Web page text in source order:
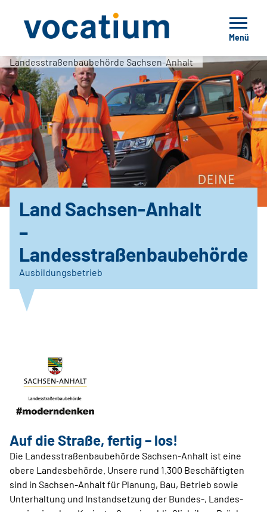
Menü
Landesstraßenbaubehörde Sachsen-Anhalt
Land Sachsen-Anhalt
–
Landesstraßenbaubehörde
Ausbildungsbetrieb
Auf die Straße, fertig – los!
Die Landesstraßenbaubehörde Sachsen-Anhalt ist eine
obere Landesbehörde. Unsere rund 1.300 Beschäftigten
sind in Sachsen-Anhalt für Planung, Bau, Betrieb sowie
Unterhaltung und Instandsetzung der Bundes-, Landes-